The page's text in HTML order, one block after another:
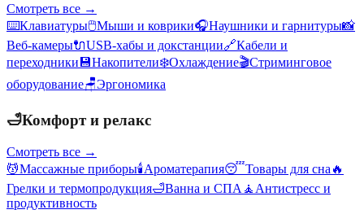
Смотреть все →
⌨️Клавиатуры🖱️Мыши и коврики🎧Наушники и гарнитуры📸
Веб-камеры🔌USB-хабы и докстанции🔗Кабели и
переходники 💾Накопители❄️Охлаждение🎬Стриминговое
оборудование🪑Эргономика
🛁Комфорт и релакс
Смотреть все →
💆Массажные приборы🕯️Ароматерапия😴Товары для сна 🔥
Грелки и термопродукция🛁Ванна и СПА 🧘 Антистресс и
продуктивность